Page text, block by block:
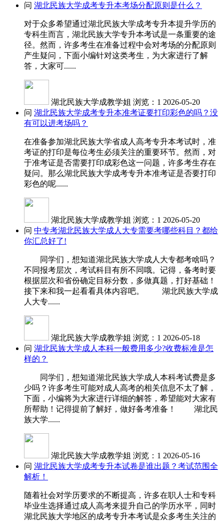
问 湖北民族大学成考专升本考场分配原则是什么？
对于众多希望通过湖北民族大学成考专升本提升学历的
专科生而言，湖北民族大学专升本考试是一条重要的途
径。然而，许多考生在准备过程中会对考场的分配原则
产生疑问，下面小编针对这类考生，为大家进行了解
答，大家可......
湖北民族大学成教学姐 浏览：1 2026-05-20
问 湖北民族大学成考专升本准考证要打印彩色的吗？没
有可以进考场吗？
在准备参加湖北民族大学省成人高考专升本考试时，准
考证的打印是每位考生必须关注的重要环节。然而，对
于准考证是否需要打印成彩色这一问题，许多考生存在
疑问。那么湖北民族大学成考专升本准考证是否要打印
彩色的呢......
湖北民族大学成教学姐 浏览：1 2026-05-20
问 中专考湖北民族大学成人大专需要考哪些科目？都给
你汇总好了!
同学们，想知道湖北民族大学成人大专都考啥吗？
不同报考层次，考试科目有所不同哦。记得，备考时要
根据层次和省份确定目标分数，多做真题，打好基础！
接下来和我一起看看具体内容吧。 湖北民族大学成
人大专......
湖北民族大学成教学姐 浏览：1 2026-05-18
问 湖北民族大学成人本科一般费用多少?收费标准是怎
样的？
同学们，想知道湖北民族大学成人本科考试费是多
少吗？许多考生可能对成人高考的相关信息不太了解，
下面，小编将为大家进行详细的解答，希望能对大家有
所帮助！记得提前了解好，做好备考准备！ 湖北民
族大学......
湖北民族大学成教学姐 浏览：1 2026-05-16
问 湖北民族大学成考专升本试卷是谁出题？考试范围全
解析！
随着社会对学历要求的不断提高，许多在职人士和专科
毕业生选择通过成人高考来提升自己的学历水平，同时
湖北民族大学地区的成考专升本考试是众多考生关注的